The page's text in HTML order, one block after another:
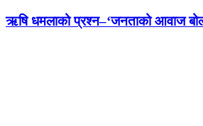
ऋषि धमलाको प्रश्न–‘जनताको आवाज